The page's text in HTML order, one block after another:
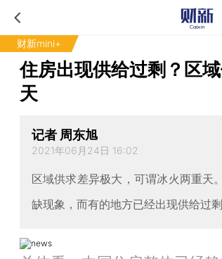
财新mini+
住房出现供给过剩？区
天
记者 周东旭
2021年06月24日 16:02
区域供求差异极大，可谓冰火两重天
缺现象，而有的地方已经出现供给过